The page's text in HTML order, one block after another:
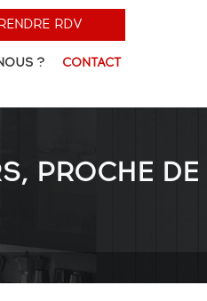
RDV
? CONTACT
PROCHE DE